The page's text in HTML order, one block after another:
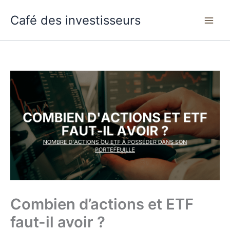
Café des investisseurs
Combien d’actions et ETF
faut-il avoir ?